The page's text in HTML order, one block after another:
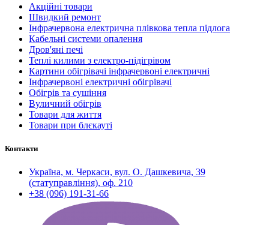
Акційні товари
Швидкий ремонт
Інфрачервона електрична плівкова тепла підлога
Кабельні системи опалення
Дров'яні печі
Теплі килими з електро-підігрівом
Картини обігрівачі інфрачервоні електричні
Інфрачервоні електричні обігрівачі
Обігрів та сушіння
Вуличний обігрів
Товари для життя
Товари при блєкауті
Контакти
Україна, м. Черкаси, вул. О. Дашкевича, 39
(статуправління), оф. 210
+38 (096) 191-31-66